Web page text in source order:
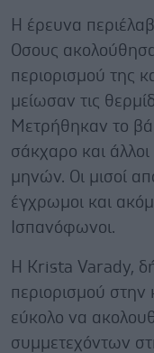
Η έρευνα
Οσους
περιορισμού της
μείωσαν τις
Μετρήθηκαν το
σάκχαρο και άλλοι
μηνών. Οι μισοί
έγχρωμοι και
Ισπανόφωνοι.
Η Krista Varady,
περιορισμού
εύκολο να
συμμετεχόντων